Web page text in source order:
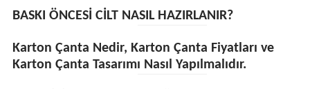
BASKI ÖNCESİ CİLT NASIL HAZIRLANIR?
Karton Çanta Nedir, Karton Çanta Fiyatları ve
Karton Çanta Tasarımı Nasıl Yapılmalıdır.